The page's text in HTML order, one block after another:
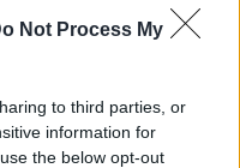
Not Process My
to third parties, or
information for
the below opt-out